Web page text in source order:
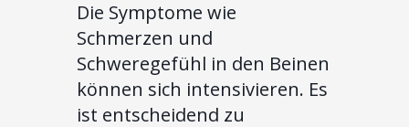
Die Symptome wie
Schmerzen und
Schweregefühl in den Beinen
können sich intensivieren. Es
ist entscheidend zu